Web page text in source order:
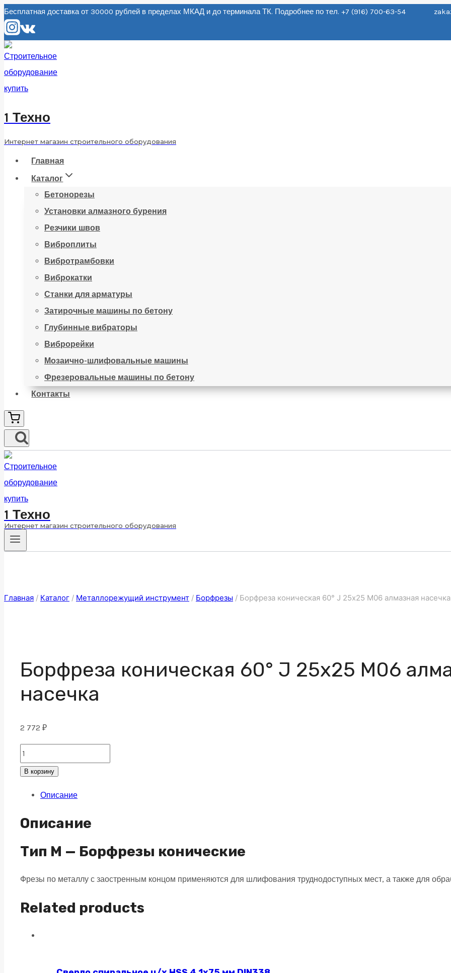
Перейти
к
содержанию
Бесплатная доставка от 30000 рублей в пределах МКАД и до терминала ТК. Подробнее по тел. +7 (916) 700-63-54
1 Техно
Интернет магазин строительного оборудования
Главная
Каталог
Бетонорезы
Установки алмазного бурения
Резчики швов
Виброплиты
Вибротрамбовки
Виброкатки
Станки для арматуры
Затирочные машины по бетону
Глубинные вибраторы
Виброрейки
Мозаично-шлифовальные машины
Фрезеровальные машины по бетону
Контакты
1 Техно
Интернет магазин строительного оборудования
Главная / Каталог / Металлорежущий инструмент / Борфрезы / Борфреза коническая 60° J 25х25 M06 алмазная насечка
Борфреза коническая 60° J 25х25 M06
насечка
2 772 ₽
Борфреза
коническая
алмазная
quantity
В корзину
Описание
Описание
Тип M — Борфрезы конические
Фрезы по металлу с заостренным концом применяются для шлифования труднодоступных мест, а также для
Related products